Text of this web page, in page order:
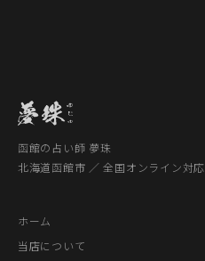
函館の占い師 夢珠
北海道函館市 ／ 全国オンライン対応
ホーム
当店について